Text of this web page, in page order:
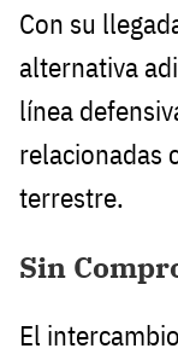
Con su
alternativa
línea
relacionadas
terrestre.
Sin
El